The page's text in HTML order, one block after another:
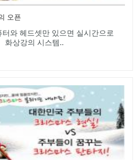
오픈
와 헤드셋만 있으면 실시간으로
화상강의 시스템..